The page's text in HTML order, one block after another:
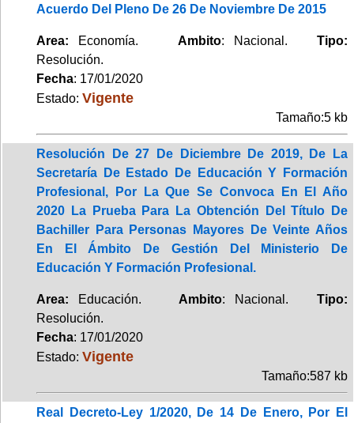
Acuerdo Del Pleno De 26 De Noviembre De 2015
Area: Economía. Ambito: Nacional.Tipo:
Resolución.
Fecha: 17/01/2020
Estado: Vigente
Tamaño:5 kb
Resolución De 27 De Diciembre De 2019, De La
Secretaría De Estado De Educación Y Formación
Profesional, Por La Que Se Convoca En El Año
2020 La Prueba Para La Obtención Del Título De
Bachiller Para Personas Mayores De Veinte Años
En El Ámbito De Gestión Del Ministerio De
Educación Y Formación Profesional.
Area: Educación. Ambito: Nacional.Tipo:
Resolución.
Fecha: 17/01/2020
Estado: Vigente
Tamaño:587 kb
Real Decreto-Ley 1/2020, De 14 De Enero, Por El